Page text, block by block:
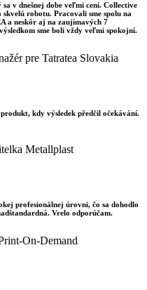
v dnešnej dobe veľmi cení. Collective
robotu. Pracovali sme spolu na
a neskôr aj na zaujímavých 7
sme boli vždy veľmi spokojní.
pre Tatratea Slovakia
kdy výsledek předčil očekávání.
Metallplast
profesionálnej úrovni, čo sa dohodlo
Vrelo odporúčam.
On-Demand